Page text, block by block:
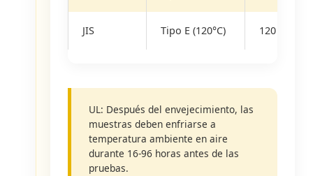
JIS Tipo E (120°C) 120
UL: Después del envejecimiento, las
muestras deben enfriarse a
temperatura ambiente en aire
durante 16-96 horas antes de las
pruebas.